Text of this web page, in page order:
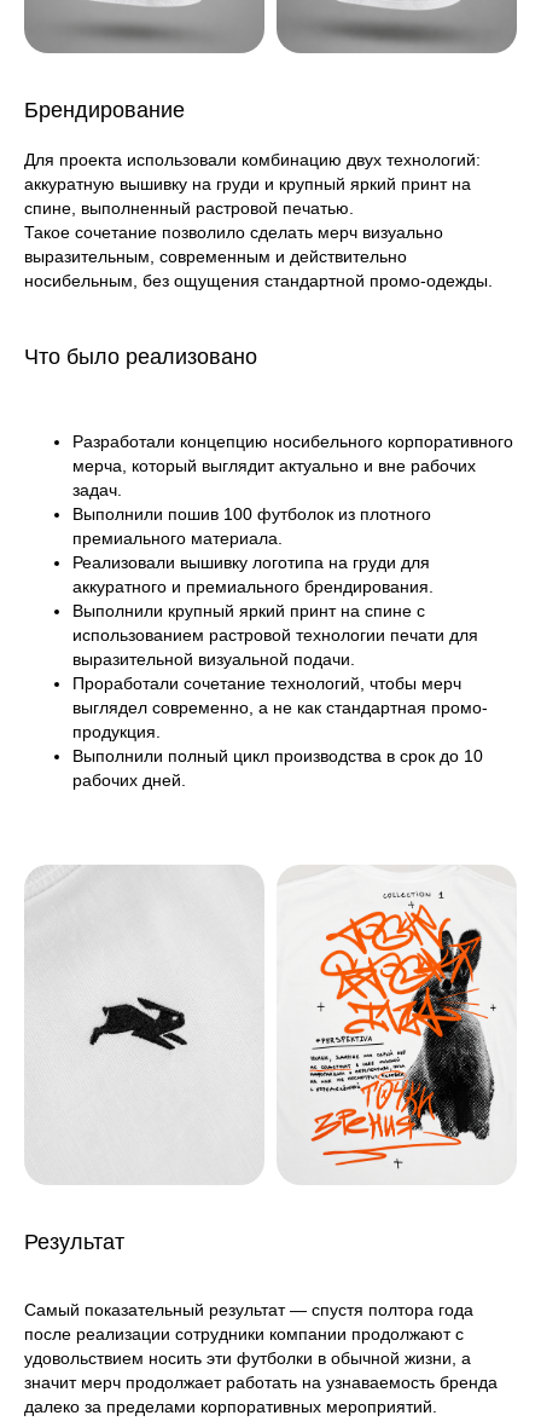
Брендирование
Для проекта использовали комбинацию двух технологий:
аккуратную вышивку на груди и крупный яркий принт на
спине, выполненный растровой печатью.
Такое сочетание позволило сделать мерч визуально
выразительным, современным и действительно
носибельным, без ощущения стандартной промо-одежды.
Что было реализовано
Разработали концепцию носибельного корпоративного
мерча, который выглядит актуально и вне рабочих
задач.
Выполнили пошив 100 футболок из плотного
премиального материала.
Реализовали вышивку логотипа на груди для
аккуратного и премиального брендирования.
Выполнили крупный яркий принт на спине с
использованием растровой технологии печати для
выразительной визуальной подачи.
Проработали сочетание технологий, чтобы мерч
выглядел современно, а не как стандартная промо-
продукция.
Выполнили полный цикл производства в срок до 10
рабочих дней.
Результат
Самый показательный результат — спустя полтора года
после реализации сотрудники компании продолжают с
удовольствием носить эти футболки в обычной жизни, а
значит мерч продолжает работать на узнаваемость бренда
далеко за пределами корпоративных мероприятий.